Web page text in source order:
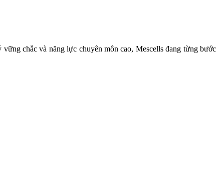
chắc và năng lực chuyên môn cao, Mescells đang từng bước